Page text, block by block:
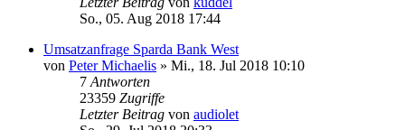
So., 05. Aug 2018 17:44
Umsatzanfrage Sparda Bank West
von Peter Michaelis » Mi., 18. Jul 2018 10:10
7 Antworten
23359 Zugriffe
Letzter Beitrag von audiolet